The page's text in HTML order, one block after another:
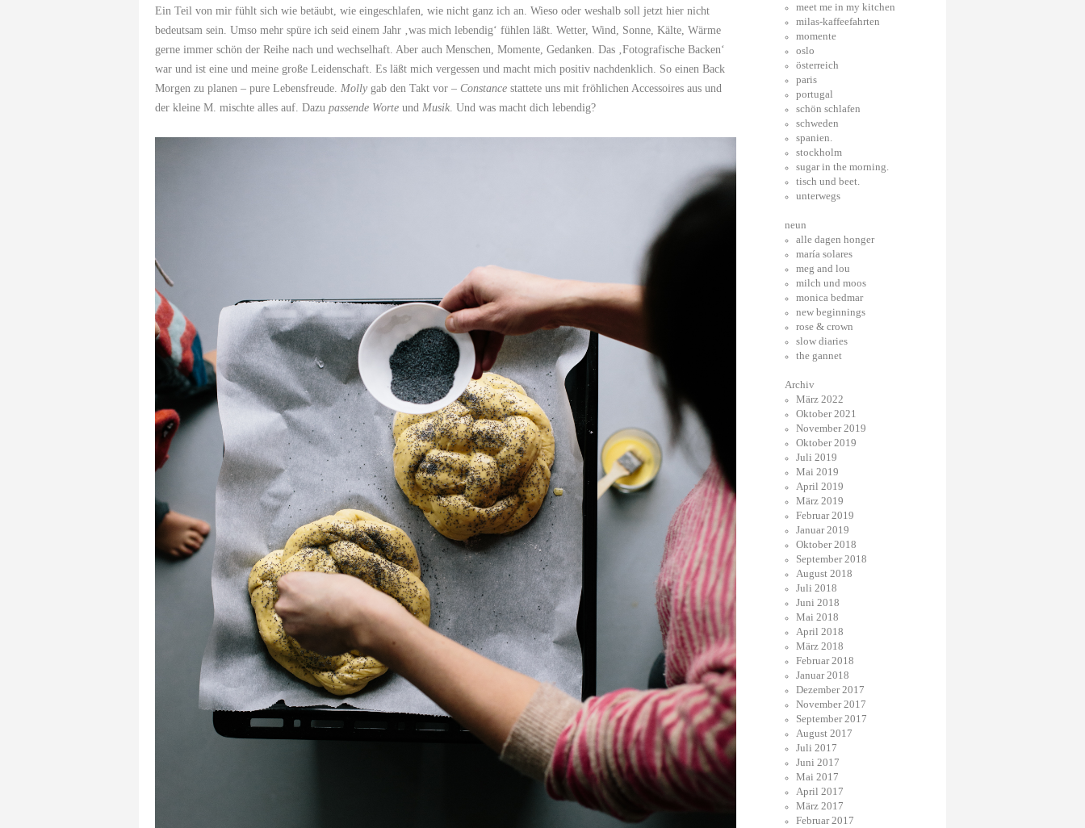
Ein Teil von mir fühlt sich wie betäubt, wie eingeschlafen, wie nicht ganz ich an. Wieso oder weshalb soll jetzt hier nicht
bedeutsam sein. Umso mehr spüre ich seid einem Jahr ‚was mich lebendig‘ fühlen läßt. Wetter, Wind, Sonne, Kälte, Wärme
gerne immer schön der Reihe nach und wechselhaft. Aber auch Menschen, Momente, Gedanken. Das ‚Fotografische Backen‘
war und ist eine und meine große Leidenschaft. Es läßt mich vergessen und macht mich positiv nachdenklich. So einen Back
Morgen zu planen – pure Lebensfreude. Molly gab den Takt vor – Constance stattete uns mit fröhlichen Accessoires aus und
der kleine M. mischte alles auf. Dazu passende Worte und Musik. Und was macht dich lebendig?
meet me in my kitchen
milas-kaffeefahrten
momente
oslo
österreich
paris
portugal
schön schlafen
schweden
spanien.
stockholm
sugar in the morning.
tisch und beet.
unterwegs
neun
alle dagen honger
maría solares
meg and lou
milch und moos
monica bedmar
new beginnings
rose & crown
slow diaries
the gannet
Archiv
März 2022
Oktober 2021
November 2019
Oktober 2019
Juli 2019
Mai 2019
April 2019
März 2019
Februar 2019
Januar 2019
Oktober 2018
September 2018
August 2018
Juli 2018
Juni 2018
Mai 2018
April 2018
März 2018
Februar 2018
Januar 2018
Dezember 2017
November 2017
September 2017
August 2017
Juli 2017
Juni 2017
Mai 2017
April 2017
März 2017
Februar 2017